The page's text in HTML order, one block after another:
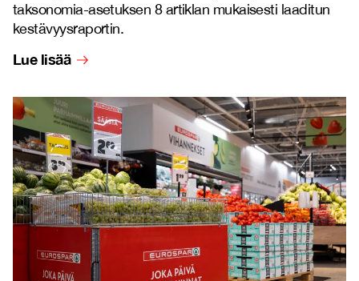
taksonomia-asetuksen 8 artiklan mukaisesti laaditun
kestävyysraportin.
Lue lisää